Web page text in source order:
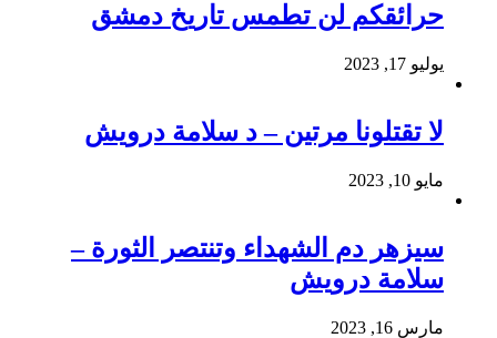
حرائقكم لن تطمس تاريخ دمشق
يوليو 17, 2023
لا تقتلونا مرتين – د سلامة درويش
مايو 10, 2023
سيزهر دم الشهداء وتنتصر الثورة –
سلامة درويش
مارس 16, 2023